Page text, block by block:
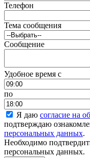
Телефон
Тема сообщения
Сообщение
Удобное время c
по
Я даю согласие на
подтверждаю
персональных данных.
Необходимо
персональных данных.